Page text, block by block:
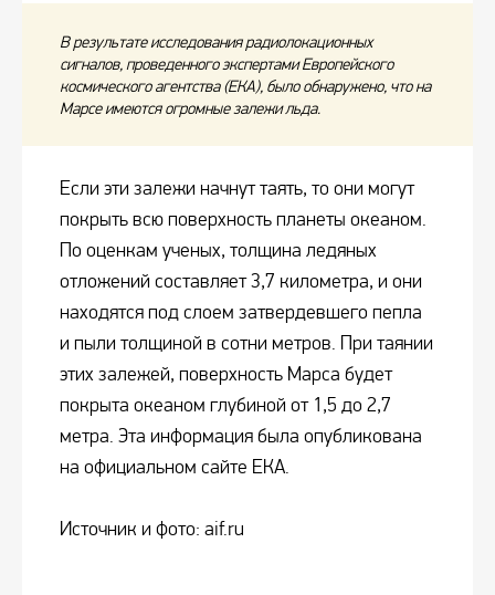
В результате исследования радиолокационных
сигналов, проведенного экспертами Европейского
космического агентства (ЕКА), было обнаружено, что на
Марсе имеются огромные залежи льда.
Если эти залежи начнут таять, то они могут
покрыть всю поверхность планеты океаном.
По оценкам ученых, толщина ледяных
отложений составляет 3,7 километра, и они
находятся под слоем затвердевшего пепла
и пыли толщиной в сотни метров. При таянии
этих залежей, поверхность Марса будет
покрыта океаном глубиной от 1,5 до 2,7
метра. Эта информация была опубликована
на официальном сайте ЕКА.
Источник и фото: aif.ru